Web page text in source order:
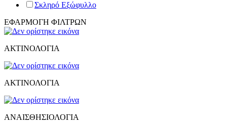
Σκληρό Εξώφυλλο
ΕΦΑΡΜΟΓΗ ΦΙΛΤΡΩΝ
ΑΚΤΙΝΟΛΟΓΙΑ
ΑΚΤΙΝΟΛΟΓΙΑ
ΑΝΑΙΣΘΗΣΙΟΛΟΓΙΑ